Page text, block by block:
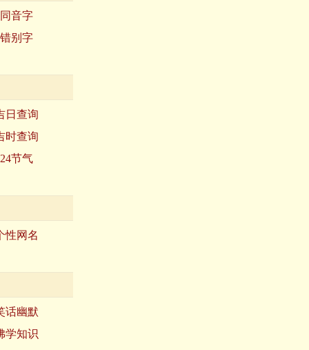
同音字
错别字
日查询
时查询
24节气
性网名
话幽默
学知识